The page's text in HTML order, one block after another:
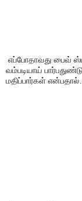
வம்படியாய்
மதிப்பார்கள்